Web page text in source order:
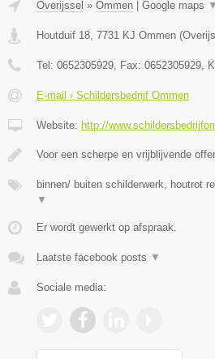
Overijssel » Ommen Google maps ▼
Houtduif 18 7731 KJ Ommen (
Tel: 0652305929 , Fax: 0652305929 ,
E-mail › Schildersbedrijf Ommen
Website: http://
Voor een scherpe en vrijblijvende
binnen/ buiten schilderwerk, houtrot
▼
Er wordt gewerkt op afspraak.
Laatste facebook posts ▼
Sociale media: